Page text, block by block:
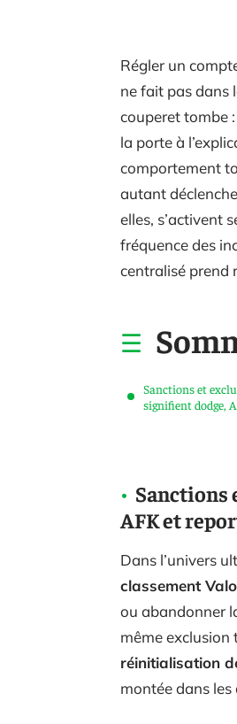
Régler un
ne fait pas dans
couperet tombe
la porte à
comportement
autant
elles, s’activent
fréquence des
centralisé prend
Sanctions et
signifient dodge,
Sanctions
AFK et
Dans l’univers
classement
ou abandonner
même exclusion
réinitialisation
montée dans les